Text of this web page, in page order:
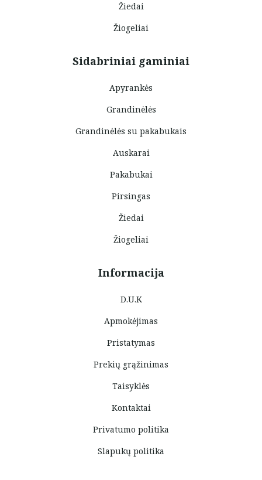
Žiedai
Žiogeliai
Sidabriniai gaminiai
Apyrankės
Grandinėlės
Grandinėlės su pakabukais
Auskarai
Pakabukai
Pirsingas
Žiedai
Žiogeliai
Informacija
D.U.K
Apmokėjimas
Pristatymas
Prekių grąžinimas
Taisyklės
Kontaktai
Privatumo politika
Slapukų politika